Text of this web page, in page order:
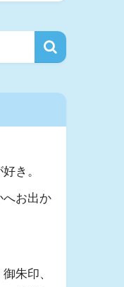
き。
へお出か
朱印、